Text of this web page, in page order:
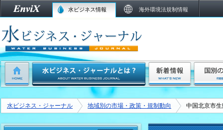
水ビジネス情報 海外環境法規制情報
水ビジネス・ジャーナル 地域別の市場・政策・規制動向 中国北京市